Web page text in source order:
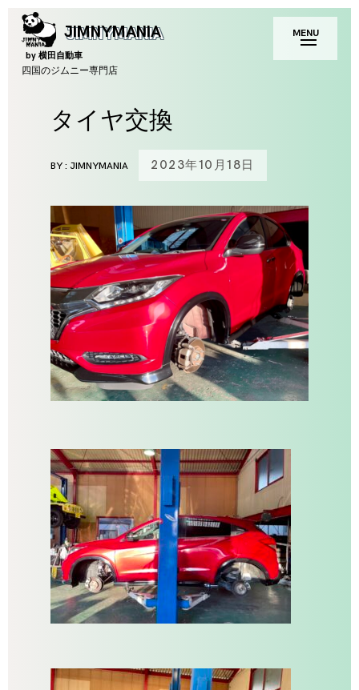
Skip
to
content
JIMNYMANIA
by 横田自動車
四国のジムニー専門店
toggle
open/close
sidebar
MENU
タイヤ交換
BY : JIMNYMANIA 2023年10月18日